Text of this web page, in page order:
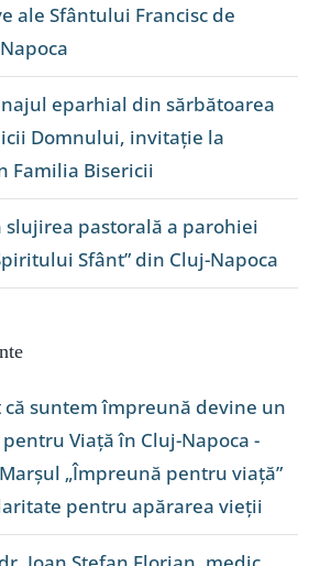
ale Sfântului Francisc de
eparhial din sărbătoarea
Domnului, invitație la
Familia Bisericii
slujirea pastorală a parohiei
Sfânt” din Cluj-Napoca
că suntem împreună devine un
pentru Viață în Cluj-Napoca -
Marșul „Împreună pentru viață”
pentru apărarea vieții